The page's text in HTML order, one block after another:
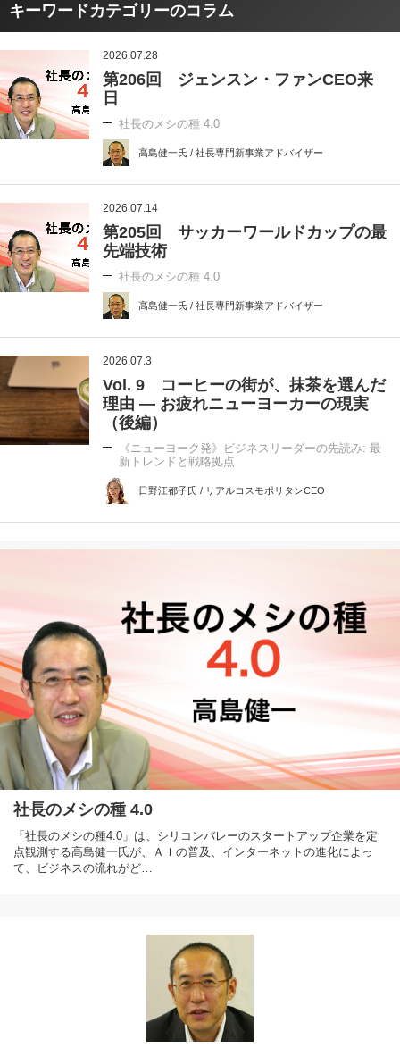
キーワードカテゴリーのコラム
2026.07.28
第206回 ジェンスン・ファンCEO来
日
社長のメシの種 4.0
高島健一氏 / 社長専門新事業アドバイザー
2026.07.14
第205回 サッカーワールドカップの最
先端技術
社長のメシの種 4.0
高島健一氏 / 社長専門新事業アドバイザー
2026.07.3
Vol. 9 コーヒーの街が、抹茶を選んだ
理由 ― お疲れニューヨーカーの現実
（後編）
《ニューヨーク発》ビジネスリーダーの先読み: 最
新トレンドと戦略拠点
日野江都子氏 / リアルコスモポリタンCEO
社長のメシの種 4.0
「社長のメシの種4.0」は、シリコンバレーのスタートアップ企業を定
点観測する高島健一氏が、ＡＩの普及、インターネットの進化によっ
て、ビジネスの流れがど…